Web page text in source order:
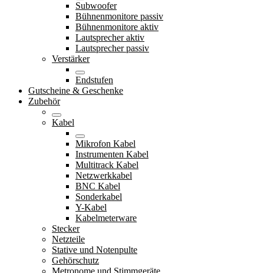
Subwoofer
Bühnenmonitore passiv
Bühnenmonitore aktiv
Lautsprecher aktiv
Lautsprecher passiv
Verstärker
Endstufen
Gutscheine & Geschenke
Zubehör
Kabel
Mikrofon Kabel
Instrumenten Kabel
Multitrack Kabel
Netzwerkkabel
BNC Kabel
Sonderkabel
Y-Kabel
Kabelmeterware
Stecker
Netzteile
Stative und Notenpulte
Gehörschutz